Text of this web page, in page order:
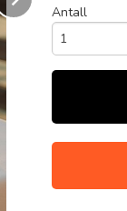
Antall